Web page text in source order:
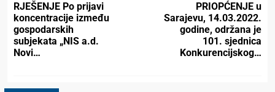
RJEŠENJE Po prijavi
koncentracije između
gospodarskih
subjekata „NIS a.d.
Novi…
PRIOPĆENJE u
Sarajevu, 14.03.2022.
godine, održana je
101. sjednica
Konkurencijskog…